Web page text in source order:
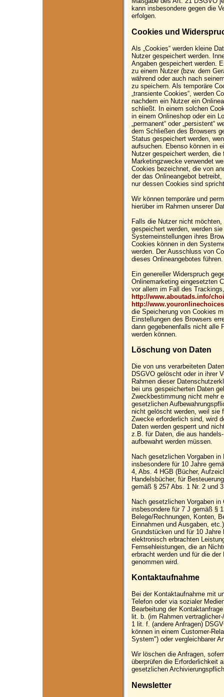
kann insbesondere gegen die
erfolgen.
Cookies und
Als „Cookies“ werden kleine
Nutzer gespeichert werden.
Angaben gespeichert werden.
zu einem Nutzer (bzw. dem
während oder auch nach
zu speichern. Als temporäre
„transiente Cookies“, werden
nachdem ein Nutzer ein
schließt. In einem solchen
in einem Onlineshop oder ein
„permanent“ oder „persistent“
dem Schließen des Browsers
Status gespeichert werden,
aufsuchen. Ebenso können in
Nutzer gespeichert werden,
Marketingzwecke verwendet
Cookies bezeichnet, die von
der das Onlineangebot
nur dessen Cookies sind
Wir können temporäre und
hierüber im Rahmen unserer
Falls die Nutzer nicht
gespeichert werden, werden
Systemeinstellungen ihres
Cookies können in den
werden. Der Ausschluss von
dieses Onlineangebotes führen.
Ein genereller Widerspruch
Onlinemarketing eingesetzten
vor allem im Fall des
http://www.aboutads.info/
http://
die Speicherung von Cookies
Einstellungen des Browsers
dann gegebenenfalls nicht alle
werden können.
Löschung von Daten
Die von uns verarbeiteten
DSGVO gelöscht oder in ihrer
Rahmen dieser
bei uns gespeicherten Daten
Zweckbestimmung nicht mehr
gesetzlichen
nicht gelöscht werden, weil sie
Zwecke erforderlich sind, wird
Daten werden gesperrt und
z.B. für Daten, die aus
aufbewahrt werden müssen.
Nach gesetzlichen Vorgaben
insbesondere für 10 Jahre
4, Abs. 4 HGB (Bücher,
Handelsbücher, für
gemäß § 257 Abs. 1 Nr. 2 und
Nach gesetzlichen Vorgaben
insbesondere für 7 J gemäß §
Belege/Rechnungen, Konten,
Einnahmen und Ausgaben,
Grundstücken und für 10
elektronisch erbrachten
Fernsehleistungen, die an
erbracht werden und für die
genommen wird.
Kontaktaufnahme
Bei der Kontaktaufnahme mit
Telefon oder via sozialer
Bearbeitung der
lit. b. (im Rahmen
1 lit. f. (andere Anfragen)
können in einem Customer-
System") oder vergleichbarer
Wir löschen die Anfragen,
überprüfen die Erforderlichkeit
gesetzlichen
Newsletter